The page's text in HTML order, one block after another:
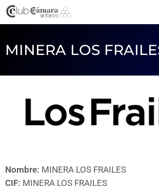
INICIO
NEGOCIOS
COMUNICACIÓN
MINERA LOS
Nombre: MINERA LOS FRAILES
CIF: MINERA LOS FRAILES